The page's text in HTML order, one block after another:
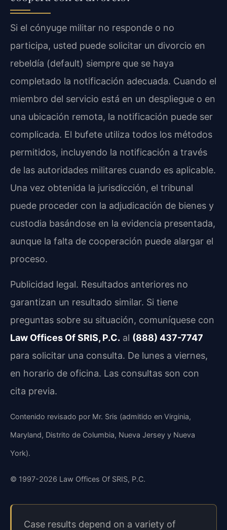
Si el cónyuge militar no responde o no
participa, usted puede solicitar un divorcio en
rebeldía (default) siempre que se haya
completado la notificación adecuada. Cuando el
miembro del servicio está en un despliegue o en
una ubicación remota, la notificación puede ser
complicada. El bufete utiliza todos los métodos
permitidos, incluyendo la notificación a través
de las autoridades militares cuando es aplicable.
Una vez obtenida la jurisdicción, el tribunal
puede proceder con la adjudicación de bienes y
custodia basándose en la evidencia presentada,
aunque la falta de cooperación puede alargar el
proceso.
Publicidad legal. Resultados anteriores no
garantizan un resultado similar. Si tiene
preguntas sobre su situación, comuníquese con
Law Offices Of SRIS, P.C. al (888) 437-7747
para solicitar una consulta. De lunes a viernes,
en horario de oficina. Las consultas son con
cita previa.
Contenido revisado por Mr. Sris (admitido en Virginia,
Maryland, Distrito de Columbia, Nueva Jersey y Nueva
York).
© 1997-2026 Law Offices Of SRIS, P.C.
Case results depend on a variety of